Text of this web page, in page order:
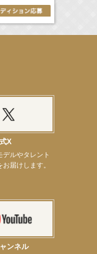
塚文化芸術センター昆虫展示イ
あい昆虫フェスティバル」トーク
決定
催決定！
イベント
山カフェ」出演
X
デルやタレント
届けします。
ンネル